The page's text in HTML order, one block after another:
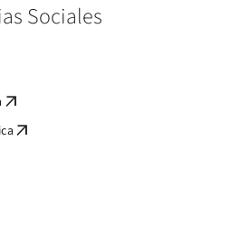
Sociales
arrow_outward
arrow_outward